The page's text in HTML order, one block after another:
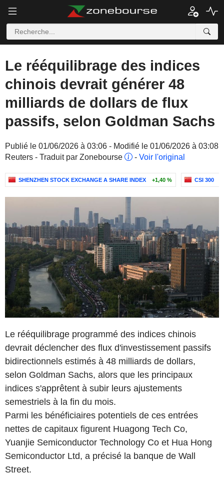
Le rééquilibrage des indices
chinois devrait générer 48
milliards de dollars de flux
passifs, selon Goldman Sachs
Publié le 01/06/2026 à 03:06 - Modifié le 01/06/2026 à 03:08
Reuters - Traduit par Zonebourse
- Voir l'original
SHENZHEN STOCK EXCHANGE A SHARE INDEX +1,40 % CSI 300
Le rééquilibrage programmé des indices chinois
devrait déclencher des flux d'investissement passifs
bidirectionnels estimés à 48 milliards de dollars,
selon Goldman Sachs, alors que les principaux
indices s'apprêtent à subir leurs ajustements
semestriels à la fin du mois.
Parmi les bénéficiaires potentiels de ces entrées
nettes de capitaux figurent Huagong Tech Co,
Yuanjie Semiconductor Technology Co et Hua Hong
Semiconductor Ltd, a précisé la banque de Wall
Street.